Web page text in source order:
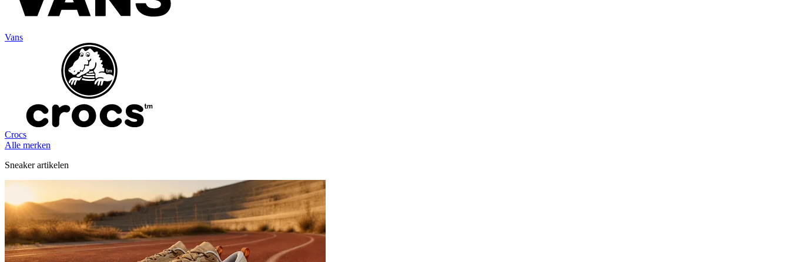
Vans
Crocs
Alle merken
Sneaker artikelen